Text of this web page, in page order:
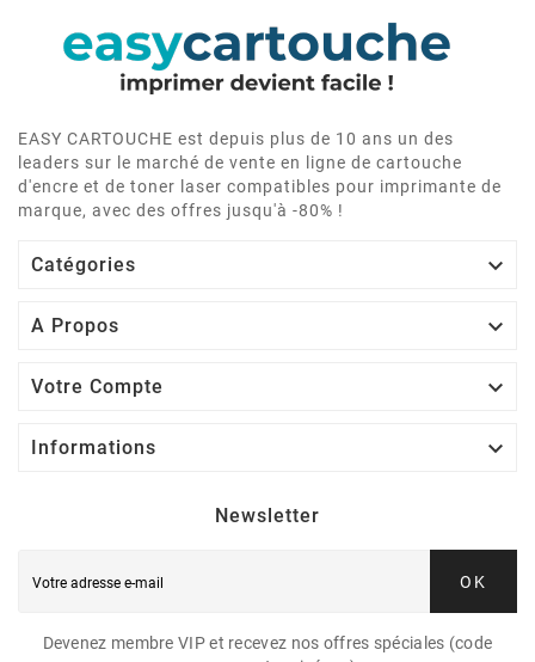
EASY CARTOUCHE est depuis plus de 10 ans un des
leaders sur le marché de vente en ligne de cartouche
d'encre et de toner laser compatibles pour imprimante de
marque, avec des offres jusqu'à -80% !
Catégories 
A Propos 
Votre Compte 
Informations 
Newsletter
OK
Devenez membre VIP et recevez nos offres spéciales (code